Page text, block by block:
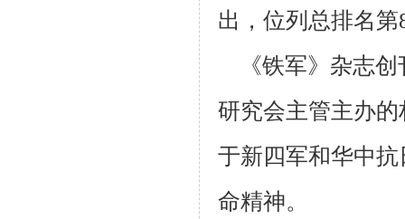
出，位列总排名第
《铁军》杂志创
研究会主管主办
于新四军和华中
命精神。